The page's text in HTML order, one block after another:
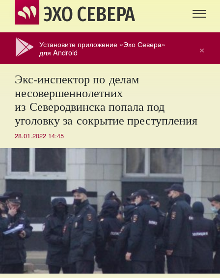
ЭХО СЕВЕРА
×
Установите приложение «Эхо Севера»
для Android
Экс-инспектор по делам
несовершеннолетних
из Северодвинска попала под
уголовку за сокрытие преступления
28.01.2022 14:45